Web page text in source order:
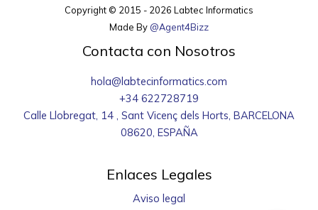
Copyright © 2015 - 2026 Labtec Informatics
Made By @Agent4Bizz
Contacta con Nosotros
hola@labtecinformatics.com
+34 622728719
Calle Llobregat, 14 , Sant Vicenç dels Horts, BARCELONA
08620, ESPAÑA
Enlaces Legales
Aviso legal